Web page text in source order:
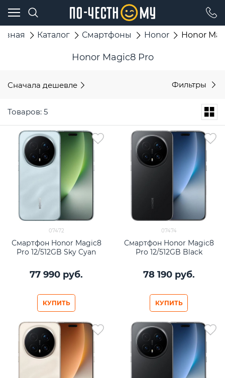
Каталог Смартфоны Honor Honor
Honor Magic8 Pro
Сначала дешевле Фильтры
Товаров: 5
07472
Смартфон Honor Magic8
Pro 12/512GB Sky Cyan
77 990 руб.
КУПИТЬ
07474
Смартфон Honor Magic8
Pro 12/512GB Black
78 190 руб.
КУПИТЬ